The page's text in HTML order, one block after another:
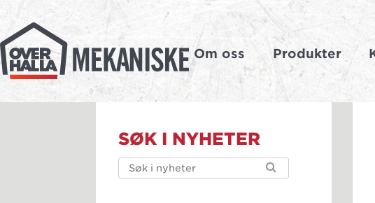
innholdet
Overhalla
Mekaniske
Om oss Produkter
SØK I NYHETER